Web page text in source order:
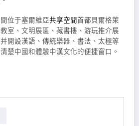
位于塞爾維亞共享空間首都貝爾格萊
室、文明展區、藏書樓、游玩推介展
開設漢語、傳統樂器、書法、太極等
楚中國和體驗中漢文化的便捷窗口。